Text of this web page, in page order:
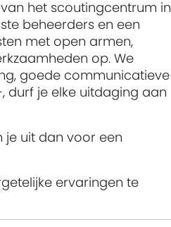
het scoutingcentrum in
beheerders en een
met open armen,
op. We
goede communicatieve
durf je elke uitdaging aan
je uit dan voor een
ervaringen te